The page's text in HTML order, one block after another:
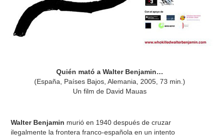
Quién mató a Walter Benjamin…
(España, Países Bajos, Alemania, 2005, 73 min.)
Un film de David Mauas
Walter Benjamin murió en 1940 después de cruzar
ilegalmente la frontera franco-española en un intento